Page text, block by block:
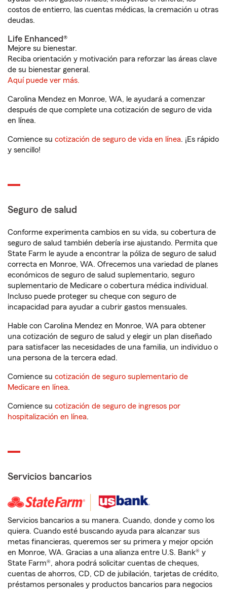
costos de entierro, las cuentas médicas, la cremación u otras
deudas.
Life Enhanced®
Mejore su bienestar.
Reciba orientación y motivación para reforzar las áreas clave
de su bienestar general.
Aquí puede ver más.
Carolina Mendez en Monroe, WA, le ayudará a comenzar
después de que complete una cotización de seguro de vida
en línea.
Comience su cotización de seguro de vida en línea. ¡Es rápido
y sencillo!
Seguro de salud
Conforme experimenta cambios en su vida, su cobertura de
seguro de salud también debería irse ajustando. Permita que
State Farm le ayude a encontrar la póliza de seguro de salud
correcta en Monroe, WA. Ofrecemos una variedad de planes
económicos de seguro de salud suplementario, seguro
suplementario de Medicare o cobertura médica individual.
Incluso puede proteger su cheque con seguro de
incapacidad para ayudar a cubrir gastos mensuales.
Hable con Carolina Mendez en Monroe, WA para obtener
una cotización de seguro de salud y elegir un plan diseñado
para satisfacer las necesidades de una familia, un individuo o
una persona de la tercera edad.
Comience su cotización de seguro suplementario de
Medicare en línea.
Comience su cotización de seguro de ingresos por
hospitalización en línea.
Servicios bancarios
Servicios bancarios a su manera. Cuando, donde y como los
quiera. Cuando esté buscando ayuda para alcanzar sus
metas financieras, queremos ser su primera y mejor opción
en Monroe, WA. Gracias a una alianza entre U.S. Bank® y
State Farm®, ahora podrá solicitar cuentas de cheques,
cuentas de ahorros, CD, CD de jubilación, tarjetas de crédito,
préstamos personales y productos bancarios para negocios